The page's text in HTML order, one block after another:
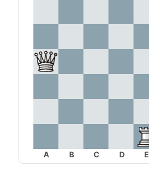
A B C D E